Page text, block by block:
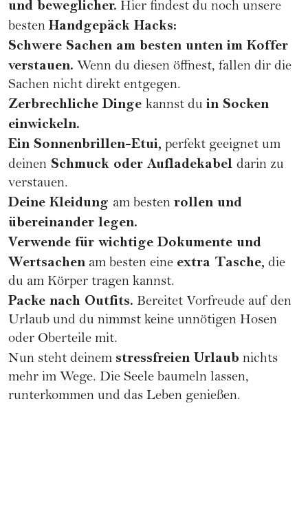
und beweglicher. Hier findest du noch unsere
besten Handgepäck Hacks:
Schwere Sachen am besten unten im Koffer
verstauen. Wenn du diesen öffnest, fallen dir die
Sachen nicht direkt entgegen.
Zerbrechliche Dinge kannst du in Socken
einwickeln.
Ein Sonnenbrillen-Etui, perfekt geeignet um
deinen Schmuck oder Aufladekabel darin zu
verstauen.
Deine Kleidung am besten rollen und
übereinander legen.
Verwende für wichtige Dokumente und
Wertsachen am besten eine extra Tasche, die
du am Körper tragen kannst.
Packe nach Outfits. Bereitet Vorfreude auf den
Urlaub und du nimmst keine unnötigen Hosen
oder Oberteile mit.
Nun steht deinem stressfreien Urlaub nichts
mehr im Wege. Die Seele baumeln lassen,
runterkommen und das Leben genießen.